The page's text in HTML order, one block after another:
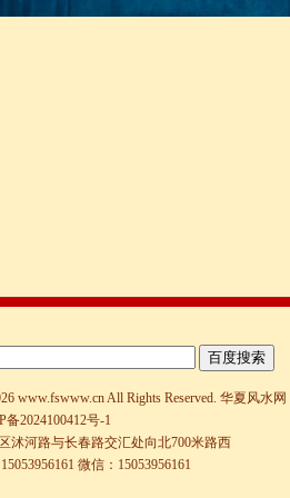
www.fswww.cn All Rights Reserved. 华夏风水网
备2024100412号-1
沭河路与长春路交汇处向北700米路西
微信：15053956161